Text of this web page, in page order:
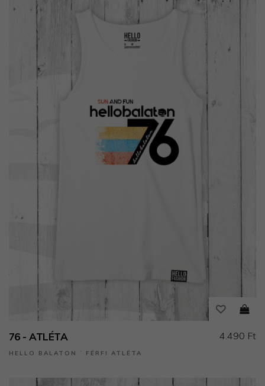
76 - ATLÉTA
HELLO BALATON ˙ FÉRFI ATLÉTA
4.490 Ft